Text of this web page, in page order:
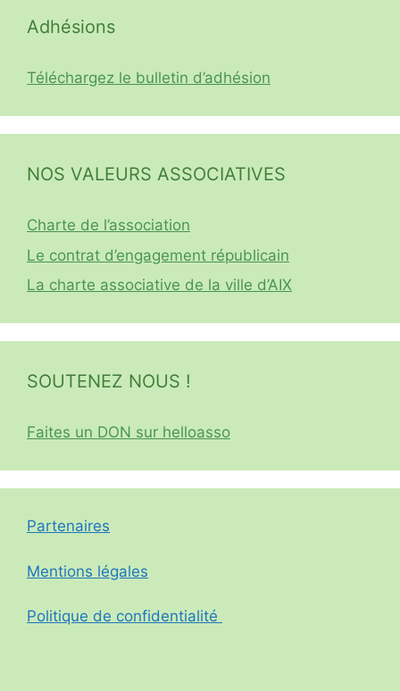
Adhésions
Téléchargez le bulletin d’adhésion
NOS VALEURS ASSOCIATIVES
Charte de l’association
Le contrat d’engagement républicain
La charte associative de la ville d’AIX
SOUTENEZ NOUS !
Faites un DON sur helloasso
Partenaires
Mentions légales
Politique de confidentialité